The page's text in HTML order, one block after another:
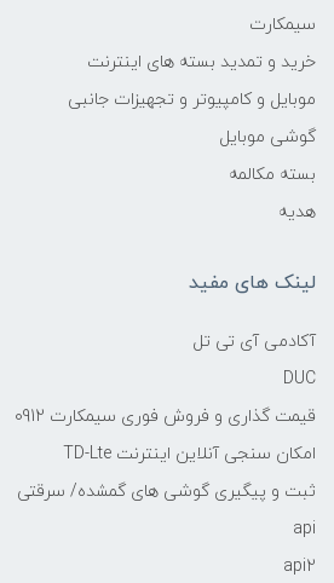
سیمکارت
خرید و تمدید بسته های اینترنت
موبایل و کامپیوتر و تجهیزات جانبی
گوشی موبایل
بسته مکالمه
هدیه
لینک های مفید
آکادمی آی تی تل
DUC
قیمت گذاری و فروش فوری سیمکارت 0912
امکان سنجی آنلاین اینترنت TD-Lte
ثبت و پیگیری گوشی های گمشده/ سرقتی
api
api2